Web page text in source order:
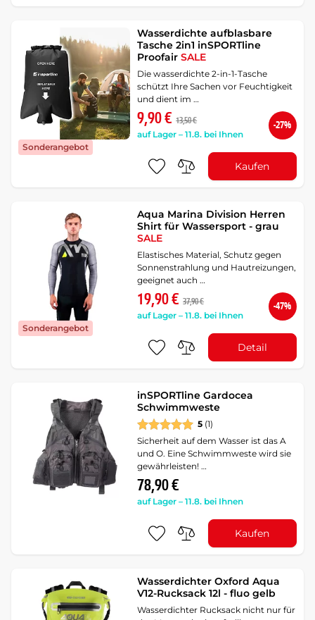
Sonderangebot
Wasserdichte aufblasbare
Tasche 2in1 inSPORTline
ProofairSALE
Die wasserdichte 2-in-1-Tasche
schützt Ihre Sachen vor Feuchtigkeit
und dient im …
9,90 € 13,50 €
auf Lager – 11.8. bei Ihnen
-27%
Kaufen
Sonderangebot
Aqua Marina Division Herren
Shirt für Wassersport - grau
SALE
Elastisches Material, Schutz gegen
Sonnenstrahlung und Hautreizungen,
geeignet auch …
19,90 € 37,90 €
auf Lager – 11.8. bei Ihnen
-47%
Detail
inSPORTline Gardocea
Schwimmweste
5 (1)
Sicherheit auf dem Wasser ist das A
und O. Eine Schwimmweste wird sie
gewährleisten! …
78,90 €
auf Lager – 11.8. bei Ihnen
Kaufen
Wasserdichter Oxford Aqua
V12-Rucksack 12l - fluo gelb
Wasserdichter Rucksack nicht nur für